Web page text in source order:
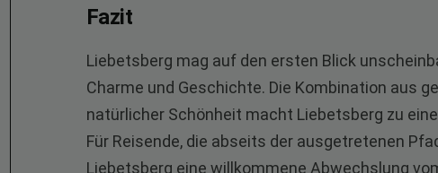
Fazit
Liebetsberg mag auf den ersten Blick
Charme und Geschichte. Die Kombination aus
natürlicher Schönheit macht Liebetsberg zu
Für Reisende, die abseits der ausgetretenen
Liebetsberg eine willkommene Abwechslung